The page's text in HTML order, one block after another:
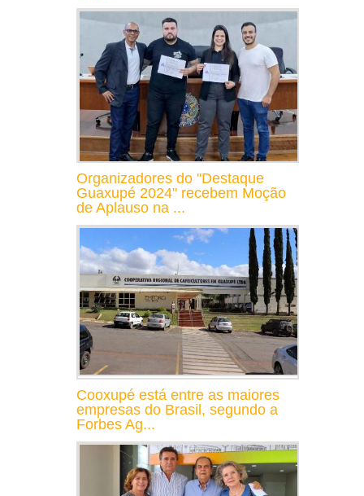
Organizadores do "Destaque
Guaxupé 2024" recebem Moção
de Aplauso na ...
Cooxupé está entre as maiores
empresas do Brasil, segundo a
Forbes Ag...